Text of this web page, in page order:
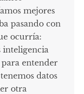
mejores
pasando con
ocurría:
inteligencia
entender
datos
otra